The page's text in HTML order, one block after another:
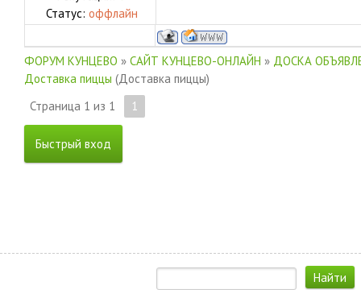
Статус: оффлайн
ФОРУМ КУНЦЕВО » САЙТ КУНЦЕВО-ОНЛАЙН » ДОСКА
Доставка пиццы (Доставка пиццы)
Страница 1 из 1 1